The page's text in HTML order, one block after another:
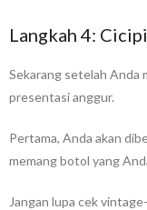
Langkah 4:
Sekarang setelah Anda
presentasi anggur.
Pertama, Anda akan
memang botol yang
Jangan lupa cek